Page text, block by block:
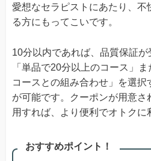
愛想なセラピストにあたり、不
る方にもってこいです。
10分以内であれば、品質保証が
「単品で20分以上のコース」
コースとの組み合わせ」を選
が可能です。クーポンが用意さ
用すれば、より便利でオトクに
おすすめポイント！